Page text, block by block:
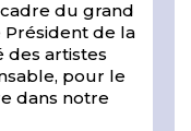
du grand
de la
des artistes
pour le
dans notre